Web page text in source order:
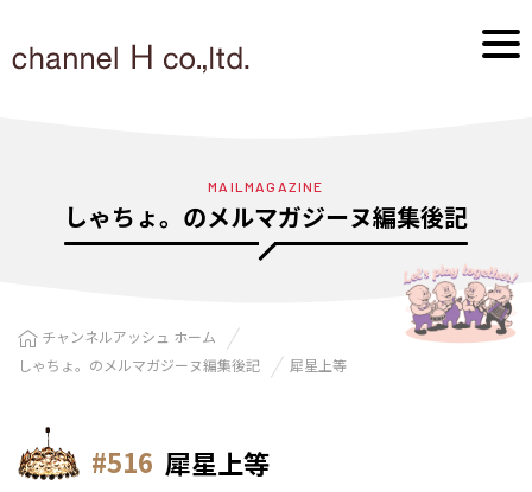
MAILMAGAZINE
しゃちょ。のメルマガジーヌ編集後記
チャンネルアッシュ ホーム
しゃちょ。のメルマガジーヌ編集後記
犀星上等
#516 犀星上等